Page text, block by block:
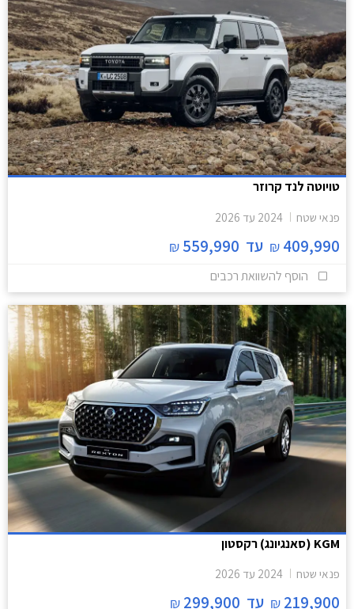
טויוטה לנד קרוזר
פנאי שטח 2024 עד 2026
409,990
₪ עד 559,990
₪
הוסף להשוואת רכבים
KGM (סאנגיונג) רקסטון
פנאי שטח 2024 עד 2026
219,900
₪ עד 299,900
₪